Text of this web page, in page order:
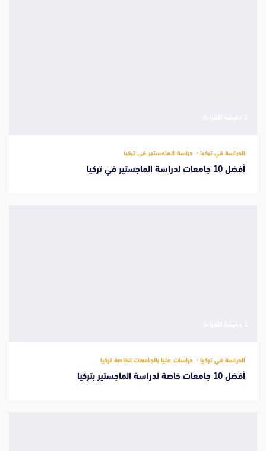
الدراسة في تركيا دراسة الماجستير فى تركيا
أفضل 10 جامعات لدراسة الماجستير في تركيا
الدراسة في تركيا دراسات عليا بالجامعات الخاصة تركيا
أفضل 10 جامعات خاصة لدراسة الماجستير بتركيا